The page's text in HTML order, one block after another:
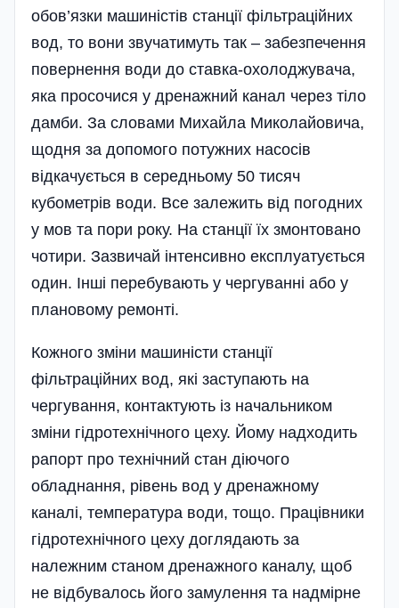
обов’язки машиністів станції фільтраційних
вод, то вони звучатимуть так – забезпечення
повернення води до ставка-охолоджувача,
яка просочися у дренажний канал через тіло
дамби. За словами Михайла Миколайовича,
щодня за допомого потужних насосів
відкачується в середньому 50 тисяч
кубометрів води. Все залежить від погодних
у мов та пори року. На станції їх змонтовано
чотири. Зазвичай інтенсивно експлуатується
один. Інші перебувають у чергуванні або у
плановому ремонті.
Кожного зміни машиністи станції
фільтраційних вод, які заступають на
чергування, контактують із начальником
зміни гідротехнічного цеху. Йому надходить
рапорт про технічний стан діючого
обладнання, рівень вод у дренажному
каналі, температура води, тощо. Працівники
гідротехнічного цеху доглядають за
належним станом дренажного каналу, щоб
не відбувалось його замулення та надмірне